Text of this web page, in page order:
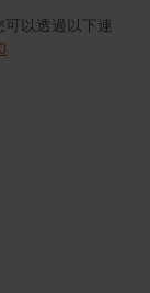
以透過以下連